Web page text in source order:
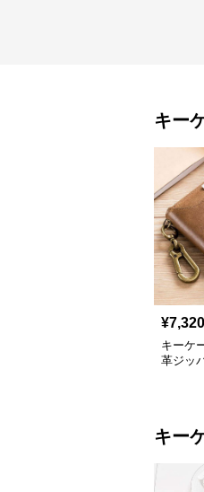
キー
¥7,320
キーケ
革ジッ
キー